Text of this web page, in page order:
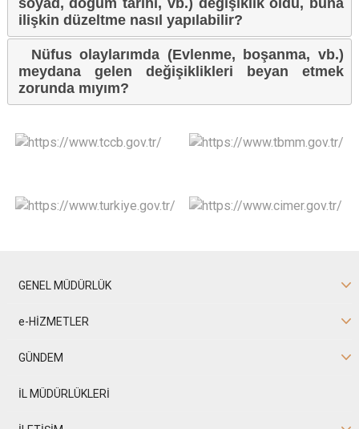
soyad, doğum tarihi, vb.) değişiklik oldu, buna
ilişkin düzeltme nasıl yapılabilir?
Nüfus olaylarımda (Evlenme, boşanma, vb.)
meydana gelen değişiklikleri beyan etmek
zorunda mıyım?
GENEL MÜDÜRLÜK
e-HİZMETLER
GÜNDEM
İL MÜDÜRLÜKLERİ